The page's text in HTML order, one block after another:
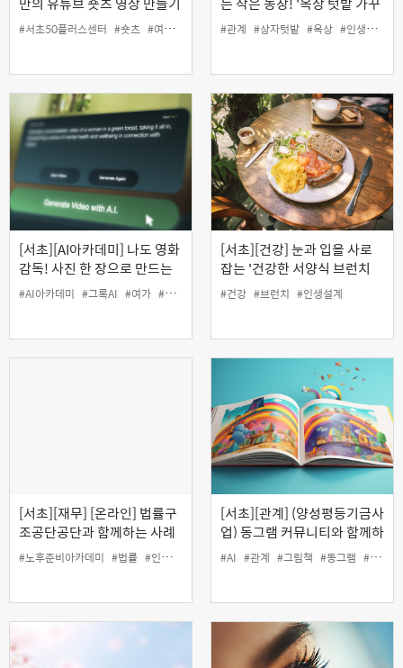
#서초50플러스센터 #숏츠 #여가 #인생설계
기'
#관계 #상자텃밭 #옥상 #인생설계
[서초][AI아카데미] 나도 영화
감독! 사진 한 장으로 만드는
그록 AI 영상
#AI아카데미 #그록AI #여가 #영상
[서초][건강] 눈과 입을 사로
잡는 '건강한 서양식 브런치
밥상'
#건강 #브런치 #인생설계
[서초][재무] [온라인] 법률구
조공단공단과 함께하는 사례
로 배우는 생활법률
#노후준비아카데미 #법률 #인생설계 #재무
[서초][관계] (양성평등기금사
업) 동그램 커뮤니티와 함께하
는 'AI로 공익 그림책 출판하
#AI #관계 #그림책 #동그램 #양성평등